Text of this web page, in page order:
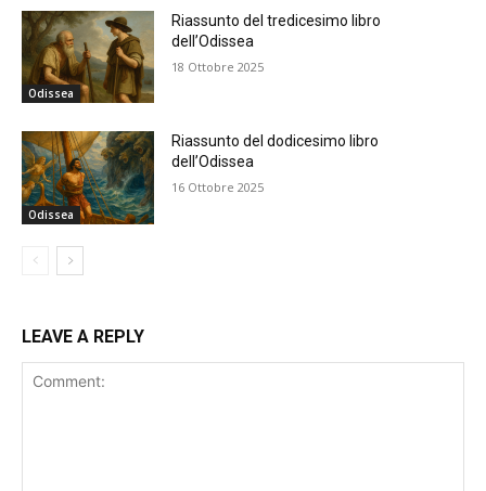
Odissea
Riassunto del tredicesimo libro
dell’Odissea
18 Ottobre 2025
Odissea
Riassunto del dodicesimo libro
dell’Odissea
16 Ottobre 2025
LEAVE A REPLY